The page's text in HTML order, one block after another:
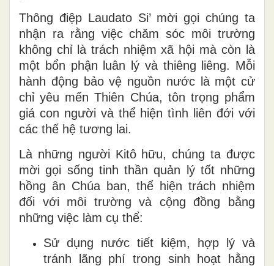
Thông điệp Laudato Si’ mời gọi chúng ta
nhận ra rằng việc chăm sóc môi trường
không chỉ là trách nhiệm xã hội mà còn là
một bổn phận luân lý và thiêng liêng. Mỗi
hành động bảo vệ nguồn nước là một cử
chỉ yêu mến Thiên Chúa, tôn trọng phẩm
giá con người và thể hiện tình liên đới với
các thế hệ tương lai.
Là những người Kitô hữu, chúng ta được
mời gọi sống tinh thần quản lý tốt những
hồng ân Chúa ban, thể hiện trách nhiệm
đối với môi trường và cộng đồng bằng
những việc làm cụ thể:
Sử dụng nước tiết kiệm, hợp lý và
tránh lãng phí trong sinh hoạt hằng